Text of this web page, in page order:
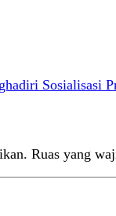
Sosialisasi
Ruas yang